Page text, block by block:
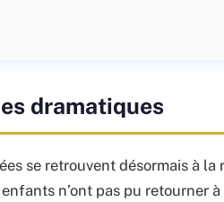
dramatiques
se retrouvent désormais à la
n’ont pas pu retourner à